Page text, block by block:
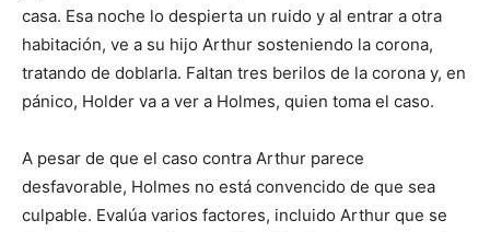
casa. Esa noche lo despierta un ruido y al entrar a otra
habitación, ve a su hijo Arthur sosteniendo la corona,
tratando de doblarla. Faltan tres berilos de la corona y, en
pánico, Holder va a ver a Holmes, quien toma el caso.
A pesar de que el caso contra Arthur parece
desfavorable, Holmes no está convencido de que sea
culpable. Evalúa varios factores, incluido Arthur que se